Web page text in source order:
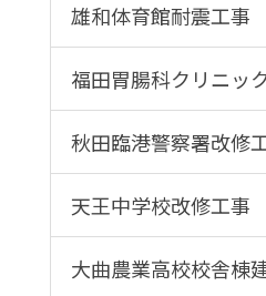
雄和体育館耐震工事
福田胃腸科クリニッ
秋田臨港警察署改修
天王中学校改修工事
大曲農業高校校舎棟